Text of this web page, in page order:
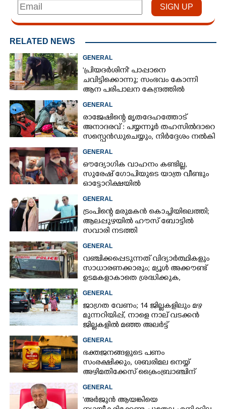
RELATED NEWS
GENERAL
'പ്രിയദർശിനി' പാപ്പാനെ
ചവിട്ടിക്കൊന്നു; സംഭവം കോന്നി
ആന പരിപാലന കേന്ദ്രത്തിൽ
GENERAL
രാജേഷിന്റെ മൃതദേഹത്തോട്
അനാദരവ് : പയ്യന്നൂർ തഹസിൽദാറെ
സസ്പെൻഡുചെയ്യും, നിർദ്ദേശം നൽകി
GENERAL
ഔദ്യോഗിക വാഹനം കണ്ടില്ല,
സുരേഷ് ഗോപിയുടെ യാത്ര വീണ്ടും
ഓട്ടോറിക്ഷയിൽ
GENERAL
ട്രംപിന്റെ മരുമകൻ കൊച്ചിയിലെത്തി;
ആലപ്പുഴയിൽ ഹൗസ് ബോട്ടിൽ
സവാരി നടത്തി
GENERAL
വഞ്ചിക്കപ്പെടുന്നത് വിദ്യാർത്ഥികളും
സാധാരണക്കാരും; മ്യൂൾ അക്കൗണ്ട്
ഉടമകളാകാതെ ശ്രദ്ധിക്കുക,
GENERAL
ജാഗ്രത വേണം; 14 ജില്ലകളിലും മഴ
മുന്നറിയിപ്പ്, നാളെ നാല് വടക്കൻ
ജില്ലകളിൽ മഞ്ഞ അലർട്ട്
GENERAL
ഭക്തജനങ്ങളുടെ പണം
സംരക്ഷിക്കും, ശബരിമല നെയ്യ്
അഴിമതിക്കേസ് ക്രൈംബ്രാഞ്ചിന്
GENERAL
'അർജുൻ ആയങ്കിയെ